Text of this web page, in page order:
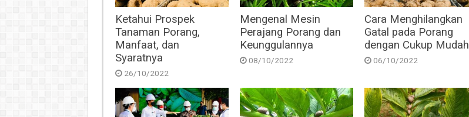
Ketahui Prospek
Tanaman Porang,
Manfaat, dan
Syaratnya
26/10/2022
Mengenal Mesin
Perajang Porang dan
Keunggulannya
08/10/2022
Cara Menghilangkan
Gatal pada Porang
dengan Cukup Mudah
06/10/2022